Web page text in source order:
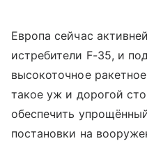
Европа сейчас
истребители F-35, и
высокоточное
такое уж и дорогой
обеспечить
постановки на